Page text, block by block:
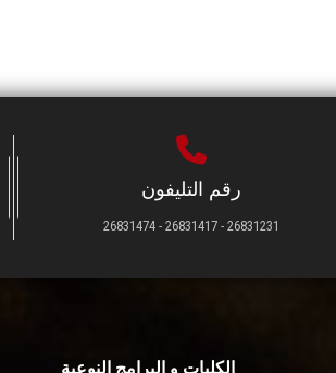
رقم التليفون
26831231 - 26831417 - 26831474
الكليات و البرامج النوعية